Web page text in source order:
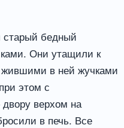
старый бедный
Они утащили к
в ней жучками
этом с
верхом на
в печь. Все